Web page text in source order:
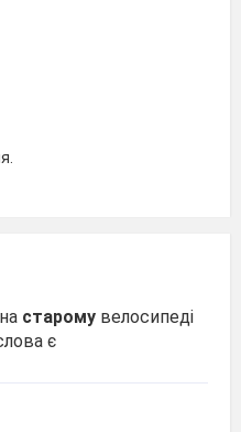
старому велосипеді
є